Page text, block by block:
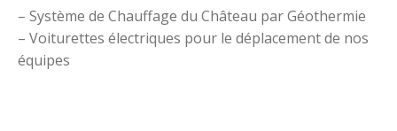
– Système de Chauffage du Château par Géothermie
– Voiturettes électriques pour le déplacement de nos
équipes